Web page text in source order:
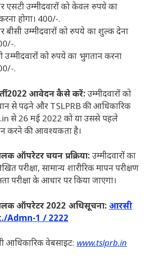
उम्मीदवारों को केवल रुपये का
होगा। 400/-.
उम्मीदवारों को रुपये का शुल्क देना
.
उम्मीदवारों को रुपये का भुगतान करना
.
2022 आवेदन कैसे करें: उम्मीदवारों को
से पढ़ने और TSLPRB की आधिकारिक
से 26 मई 2022 को या उससे पहले
की आवश्यकता है।
ऑपरेटर चयन प्रक्रिया: उम्मीदवारों का
परीक्षा, सामान्य शारीरिक मापन परीक्षण
परीक्षा के आधार पर किया जाएगा।
ऑपरेटर 2022 अधिसूचना:आरसी
Admn-1 / 2222
आधिकारिक वेबसाइट: www.tslprb.in